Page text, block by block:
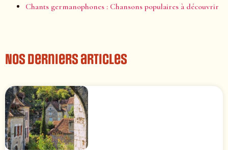
Chants germanophones : Chansons populaires à découvrir
Nos derniers articles